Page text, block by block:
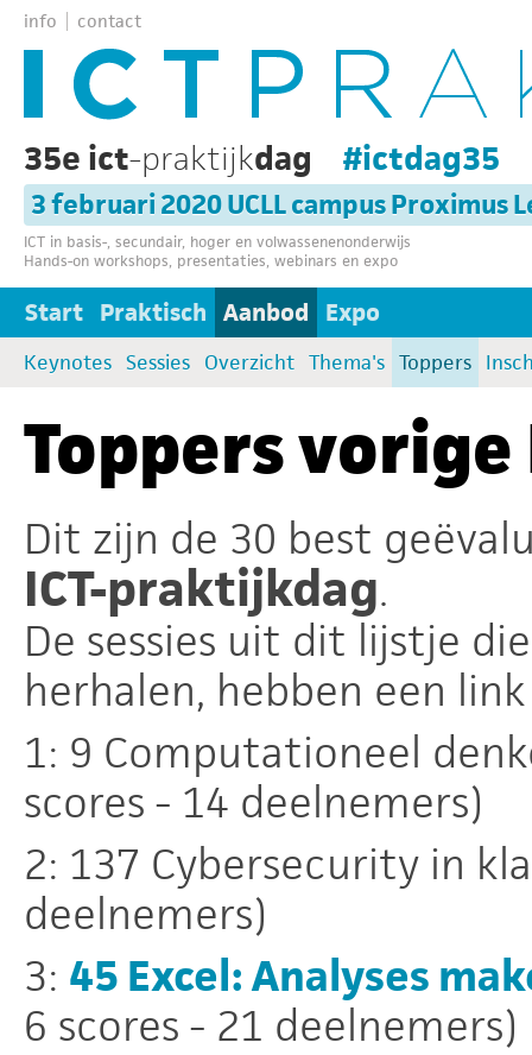
info contact
35e ict-praktijkdag #ictdag35
3 februari 2020 UCLL campus Proximus
ICT in basis-, secundair, hoger en volwassenenonderwijs
Hands-on workshops, presentaties, webinars en expo
Start Praktisch Aanbod Expo
Keynotes Sessies Overzicht Thema's Toppers
Toppers
Dit zijn de 30 best
ICT-praktijkdag.
De sessies uit dit lijstje
herhalen, hebben een
1: 9 Computationeel
scores - 14 deelnemers)
2: 137 Cybersecurity in
deelnemers)
3: 45 Excel: Analyses
6 scores - 21 deelnemers)